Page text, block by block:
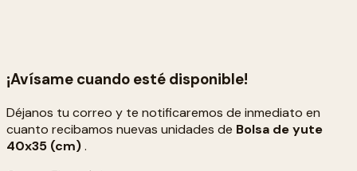
¡Avísame cuando esté disponible!
Déjanos tu correo y te notificaremos de inmediato en
cuanto recibamos nuevas unidades de Bolsa de yute
40x35 (cm).